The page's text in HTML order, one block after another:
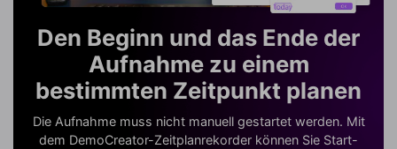
Den Beginn und das Ende der
Aufnahme zu einem
bestimmten Zeitpunkt planen
Die Aufnahme muss nicht manuell gestartet werden. Mit
dem DemoCreator-Zeitplanrekorder können Sie Start-